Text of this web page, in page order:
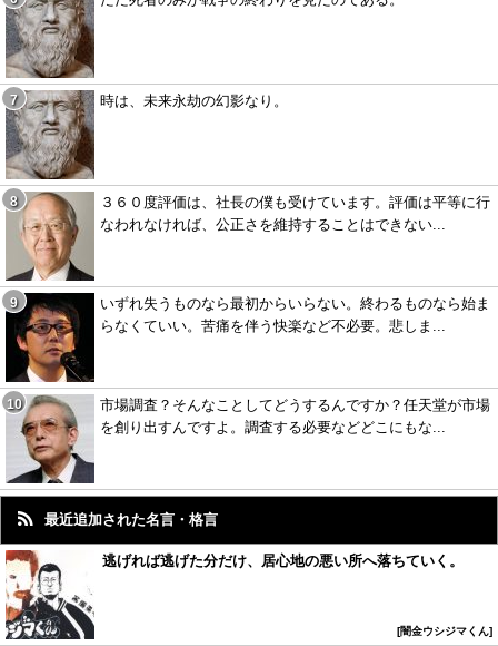
時は、未来永劫の幻影なり。
３６０度評価は、社長の僕も受けています。評価は平等に行
なわれなければ、公正さを維持することはできない...
いずれ失うものなら最初からいらない。終わるものなら始ま
らなくていい。苦痛を伴う快楽など不必要。悲しま...
市場調査？そんなことしてどうするんですか？任天堂が市場
を創り出すんですよ。調査する必要などどこにもな...
最近追加された名言・格言
逃げれば逃げた分だけ、居心地の悪い所へ落ちていく。
闇金ウシジマくん